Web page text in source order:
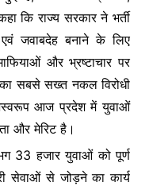
कि राज्य सरकार ने भर्ती
एवं जवाबदेह बनाने के लिए
और भ्रष्टाचार पर
सबसे सख्त नकल विरोधी
आज प्रदेश में युवाओं
और मेरिट है।
33 हजार युवाओं को पूर्ण
सेवाओं से जोड़ने का कार्य